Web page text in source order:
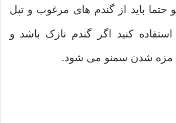
حتما باید از گندم های مرغوب و تپل
استفاده کنید اگر گندم نازک باشد و
مزه شدن سمنو می شود.